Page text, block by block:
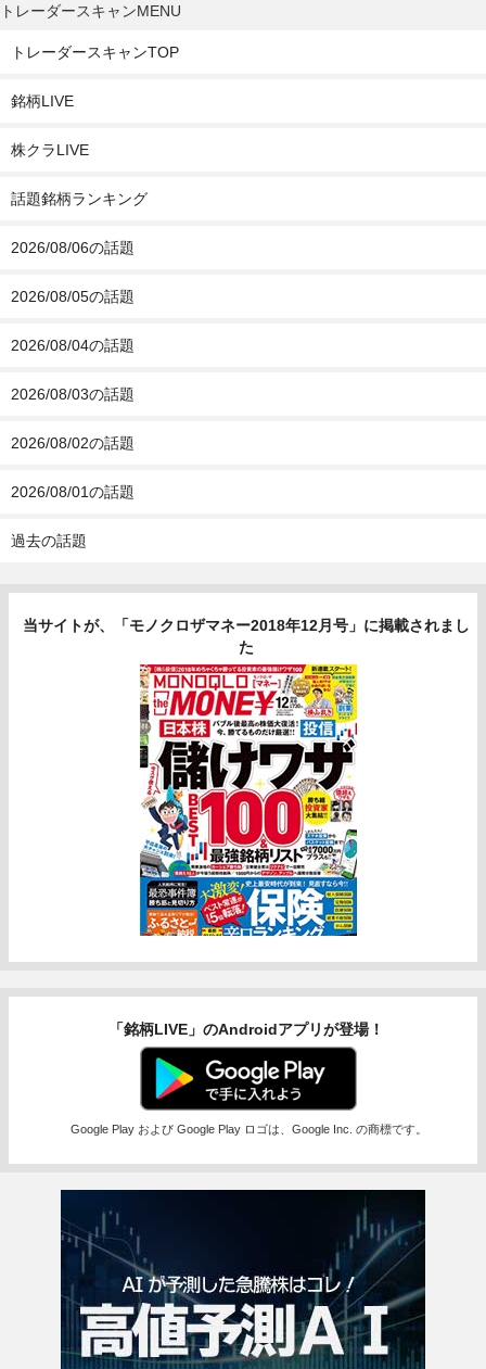
トレーダースキャンMENU
トレーダースキャンTOP
銘柄LIVE
株クラLIVE
話題銘柄ランキング
2026/08/06の話題
2026/08/05の話題
2026/08/04の話題
2026/08/03の話題
2026/08/02の話題
2026/08/01の話題
過去の話題
当サイトが、「モノクロザマネー2018年12月号」に掲載されまし
た
「銘柄LIVE」のAndroidアプリが登場！
Google Play および Google Play ロゴは、Google Inc. の商標です。